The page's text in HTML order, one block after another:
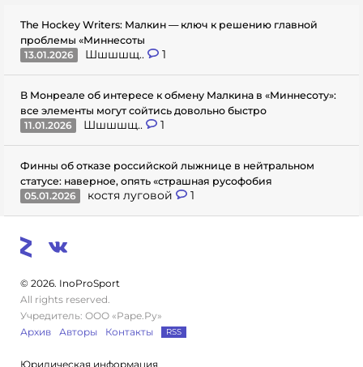
The Hockey Writers: Малкин — ключ к решению главной
проблемы «Миннесоты
13.01.2026
Шшшшщ.. 1
В Монреале об интересе к обмену Малкина в «Миннесоту»:
все элементы могут сойтись довольно быстро
11.01.2026
Шшшшщ.. 1
Финны об отказе российской лыжнице в нейтральном
статусе: наверное, опять «страшная русофобия
05.01.2026
костя луговой 1
© 2026. InoProSport
All rights reserved.
Учредитель: ООО «Раре.Ру»
Архив
Авторы Контакты RSS
Юридическая информация